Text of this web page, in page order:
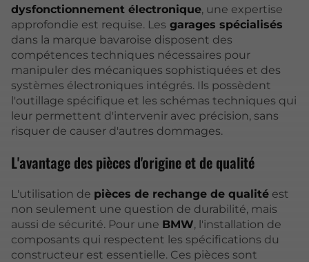
dysfonctionnement électronique, une expertise
approfondie est requise. Les garages spécialisés
dans la marque bavaroise disposent des
compétences techniques nécessaires pour
manipuler des mécaniques sophistiquées et des
systèmes électroniques intégrés. Ils possèdent
l'outillage spécifique et les schémas techniques qui
leur permettent d'intervenir avec précision, sans
risquer de causer d'autres dommages.
L'avantage des pièces d'origine et de qualité
L'utilisation de pièces de rechange de qualité est
non seulement une question de durabilité, mais
aussi de sécurité. Pour une BMW, l'installation de
composants qui respectent les spécifications du
constructeur est essentielle. Ces pièces sont